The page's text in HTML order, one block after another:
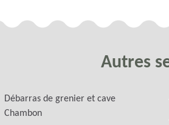
Autres
Débarras de grenier et cave
Chambon